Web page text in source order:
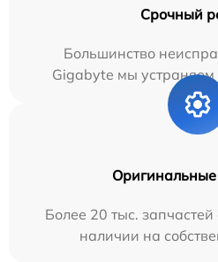
Срочный
Большинство
Gigabyte мы устраняем
Оригинальные
Более 20 тыс.
наличии на